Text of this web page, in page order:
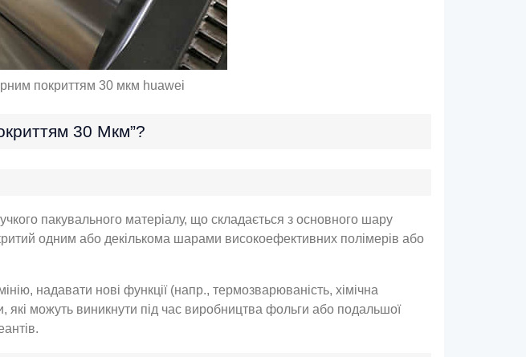
покриттям 30 мкм huawei
30 Мкм”?
пакувального матеріалу, що складається з основного шару
одним або декількома шарами високоефективних полімерів або
надавати нові функції (напр., термозварюваність, хімічна
які можуть виникнути під час виробництва фольги або подальшої